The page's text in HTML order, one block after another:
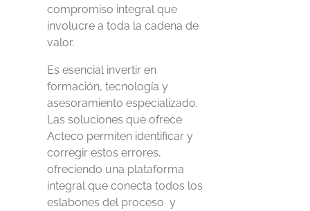
compromiso integral que
involucre a toda la cadena de
valor.
Es esencial invertir en
formación, tecnología y
asesoramiento especializado.
Las soluciones que ofrece
Acteco permiten identificar y
corregir estos errores,
ofreciendo una plataforma
integral que conecta todos los
eslabones del proceso y